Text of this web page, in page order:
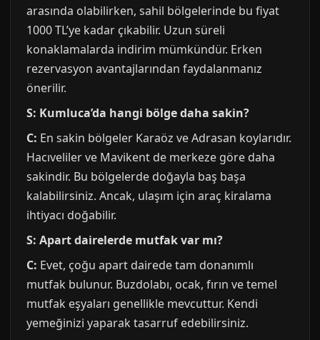
arasında olabilirken, sahil bölgelerinde bu fiyat
1000 TL’ye kadar çıkabilir. Uzun süreli
konaklamalarda indirim mümkündür. Erken
rezervasyon avantajlarından faydalanmanız
önerilir.
S: Kumluca’da hangi bölge daha sakin?
C: En sakin bölgeler Karaöz ve Adrasan koylarıdır.
Hacıveliler ve Mavikent de merkeze göre daha
sakindir. Bu bölgelerde doğayla baş başa
kalabilirsiniz. Ancak, ulaşım için araç kiralama
ihtiyacı doğabilir.
S: Apart dairelerde mutfak var mı?
C: Evet, çoğu apart dairede tam donanımlı
mutfak bulunur. Buzdolabı, ocak, fırın ve temel
mutfak eşyaları genellikle mevcuttur. Kendi
yemeğinizi yaparak tasarruf edebilirsiniz.